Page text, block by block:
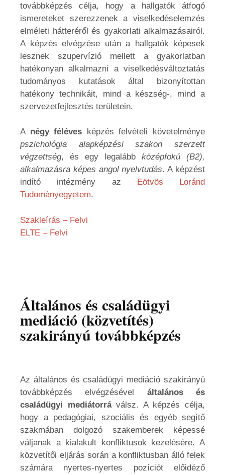
továbbképzés célja, hogy a hallgatók átfogó
ismereteket szerezzenek a viselkedéselemzés
elméleti hátteréről és gyakorlati alkalmazásairól.
A képzés elvégzése után a hallgatók képesek
lesznek szupervízió mellett a gyakorlatban
hatékonyan alkalmazni a viselkedésváltoztatás
tudományos kutatások által bizonyítottan
hatékony technikáit, mind a készség-, mind a
szervezetfejlesztés területein.
A négy féléves képzés felvételi követelménye
pszichológia alapképzési szakon szerzett
végzettség, és egy legalább középfokú (B2),
alkalmazásra képes angol nyelvtudás. A képzést
indító intézmény az
Eötvös Loránd
Tudományegyetem.
Szakleírás – Felvi
ELTE – Felvi
Általános és családügyi
mediáció (közvetítés)
szakirányú továbbképzés
Az általános és családügyi mediáció szakirányú
továbbképzés elvégzésével általános és
családügyi mediátorráválsz. A képzés célja,
hogy a pedagógiai, szociális és egyéb segítő
szakmában dolgozó szakemberek képessé
váljanak a kialakult konfliktusok kezelésére. A
közvetítői eljárás során a konfliktusban álló felek
számára nyertes-nyertes pozíciót előidéző